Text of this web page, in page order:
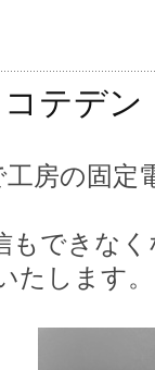
テデン
工房の固
もできな
たします。